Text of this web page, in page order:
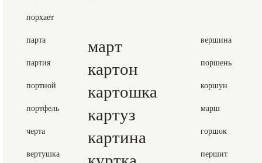
порхает
парта март вершина
партия картон поршень
портной картошка коршун
портфель картуз марш
черта картина горшок
вертушка першит